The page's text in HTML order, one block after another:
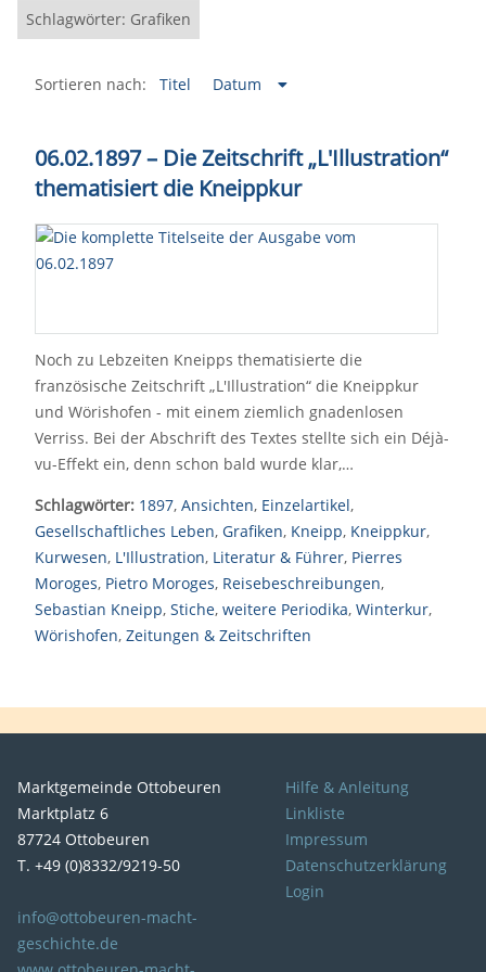
Schlagwörter: Grafiken
Sortieren nach: Titel Datum
06.02.1897 – Die Zeitschrift „L'Illustration“
thematisiert die Kneippkur
Noch zu Lebzeiten Kneipps thematisierte die
französische Zeitschrift „L'Illustration“ die Kneippkur
und Wörishofen - mit einem ziemlich gnadenlosen
Verriss. Bei der Abschrift des Textes stellte sich ein Déjà-
vu-Effekt ein, denn schon bald wurde klar,…
Schlagwörter: 1897, Ansichten, Einzelartikel,
Gesellschaftliches Leben, Grafiken, Kneipp, Kneippkur,
Kurwesen, L'Illustration, Literatur & Führer, Pierres
Moroges, Pietro Moroges, Reisebeschreibungen,
Sebastian Kneipp, Stiche, weitere Periodika, Winterkur,
Wörishofen, Zeitungen & Zeitschriften
Marktgemeinde Ottobeuren
Marktplatz 6
87724 Ottobeuren
T. +49 (0)8332/9219-50
info@ottobeuren-macht-
geschichte.de
Hilfe & Anleitung
Linkliste
Impressum
Datenschutzerklärung
Login